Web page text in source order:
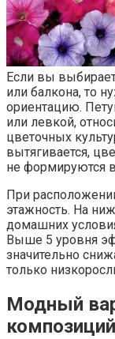
Если вы
или балкона, то
ориентацию.
или левкой,
цветочных
вытягивается,
не формируются
При
этажность. На
домашних
Выше 5 уровня
значительно
только
Модный